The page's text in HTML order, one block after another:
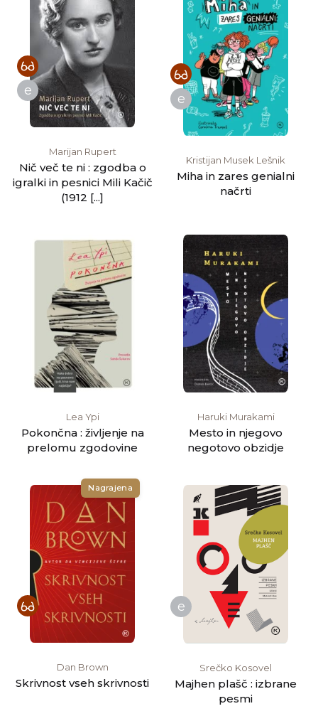
e
Marijan Rupert
Nič več te ni : zgodba o
igralki in pesnici Mili Kačič
(1912 [...]
e
Kristijan Musek Lešnik
Miha in zares genialni
načrti
Lea Ypi
Pokončna : življenje na
prelomu zgodovine
Haruki Murakami
Mesto in njegovo
negotovo obzidje
Nagrajena
Dan Brown
Skrivnost vseh skrivnosti
e
Srečko Kosovel
Majhen plašč : izbrane
pesmi